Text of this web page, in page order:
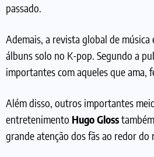
passado.
Ademais, a revista global de música
álbuns solo no K-pop. Segundo a
importantes com aqueles que ama,
Além disso, outros importantes
entretenimento Hugo Gloss
grande atenção dos fãs ao redor do